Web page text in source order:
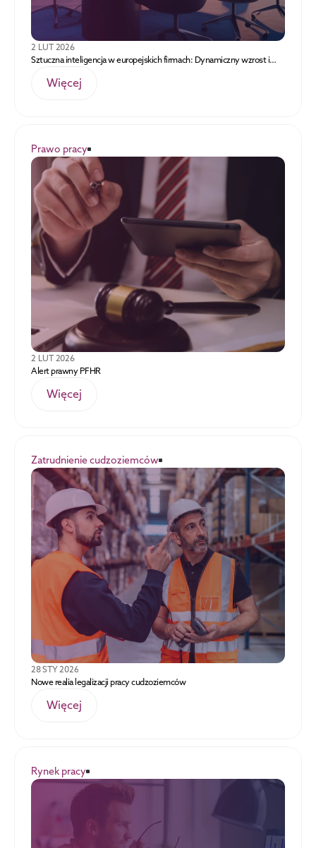
2 LUT 2026
Sztuczna inteligencja w europejskich firmach: Dynamiczny wzrost i
Więcej
Prawo pracy
2 LUT 2026
Alert prawny PFHR
Więcej
Zatrudnienie cudzoziemców
28 STY 2026
Nowe realia legalizacji pracy cudzoziemców
Więcej
Rynek pracy